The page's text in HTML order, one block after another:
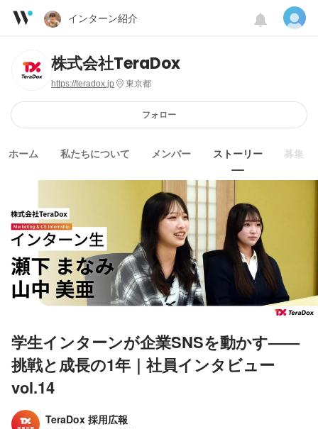
インターン紹介
株式会社TeraDox
https://teradox.jp 東京都
フォロー
ホーム 私たちについて メンバー ストーリー 募集
学生インターンが企業SNSを動かす――
挑戦と成長の1年｜社員インタビュー
vol.14
TeraDox 採用広報